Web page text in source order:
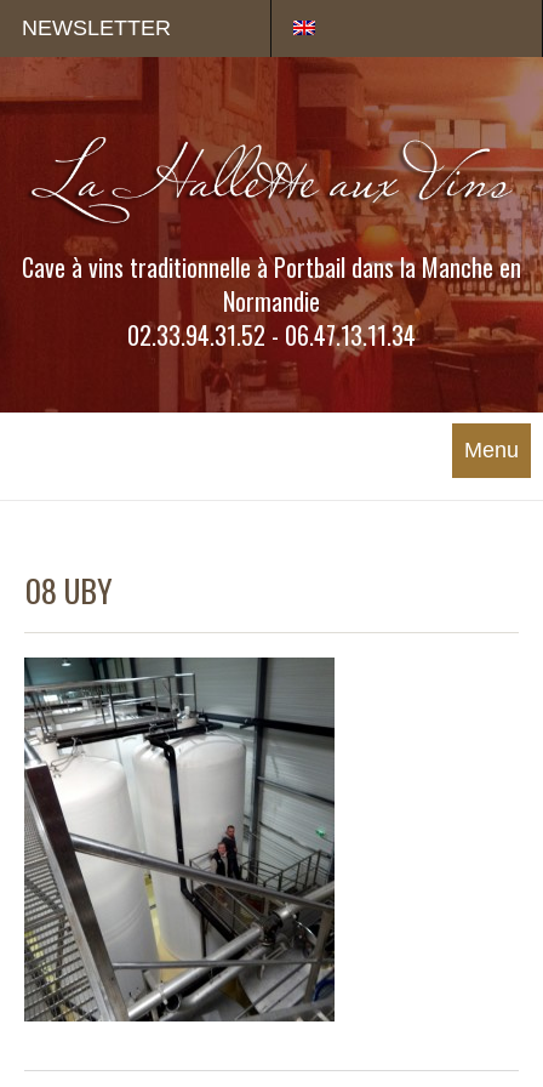
NEWSLETTER
Cave à vins traditionnelle à Portbail dans la Manche en
Normandie
02.33.94.31.52 - 06.47.13.11.34
Menu
08 UBY
Panneau de gestion des cookies